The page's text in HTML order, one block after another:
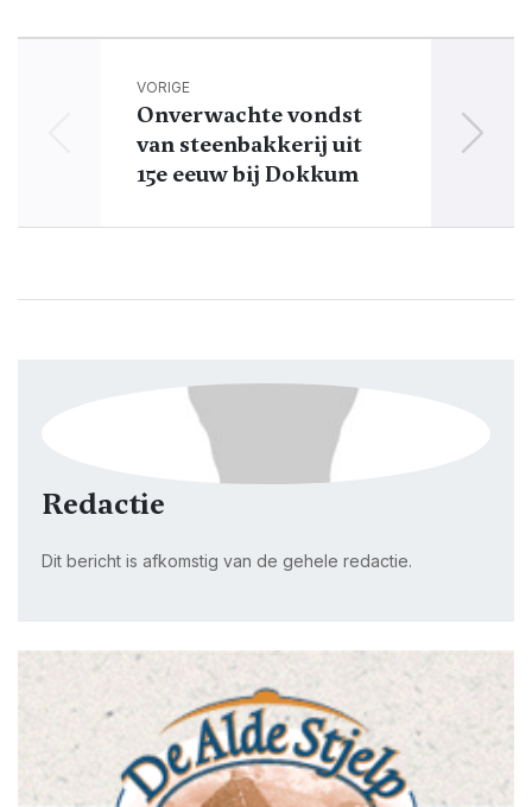
VORIGE
Onverwachte vondst
van steenbakkerij uit
15e eeuw bij Dokkum
Redactie
Dit bericht is afkomstig van de gehele redactie.